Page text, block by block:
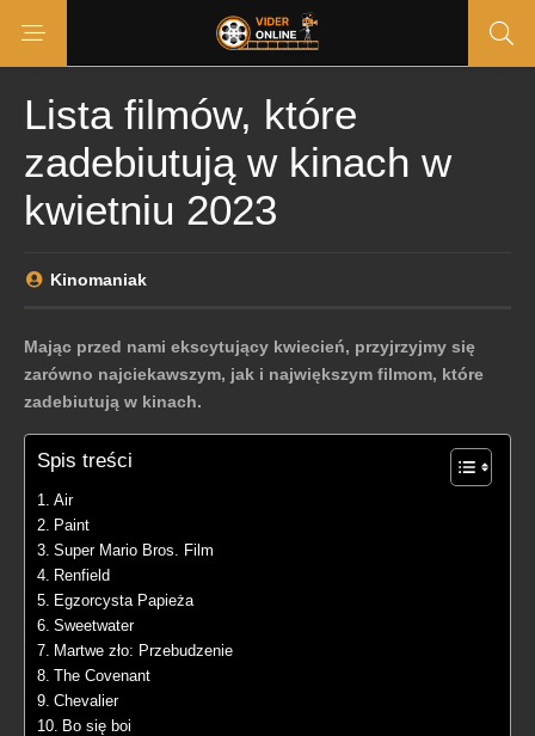
Lista filmów, które
zadebiutują w kinach w
kwietniu 2023
Kinomaniak
Mając przed nami ekscytujący kwiecień, przyjrzyjmy się
zarówno najciekawszym, jak i największym filmom, które
zadebiutują w kinach.
Spis treści
Air
Paint
Super Mario Bros. Film
Renfield
Egzorcysta Papieża
Sweetwater
Martwe zło: Przebudzenie
The Covenant
Chevalier
Bo się boi